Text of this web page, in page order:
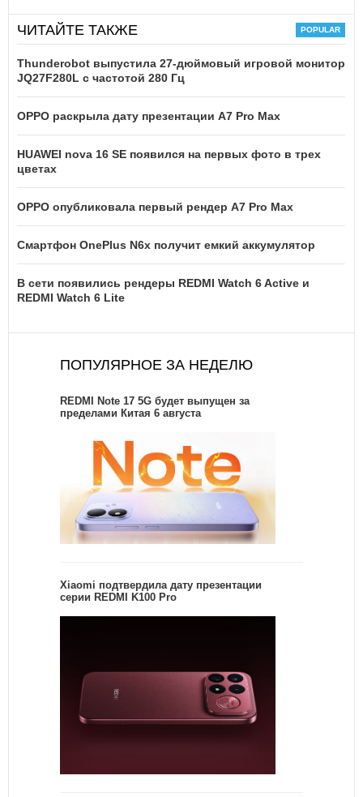
ЧИТАЙТЕ ТАКЖЕ
Thunderobot выпустила 27-дюймовый игровой монитор
JQ27F280L с частотой 280 Гц
OPPO раскрыла дату презентации A7 Pro Max
HUAWEI nova 16 SE появился на первых фото в трех
цветах
OPPO опубликовала первый рендер A7 Pro Max
Смартфон OnePlus N6x получит емкий аккумулятор
В сети появились рендеры REDMI Watch 6 Active и
REDMI Watch 6 Lite
ПОПУЛЯРНОЕ ЗА НЕДЕЛЮ
REDMI Note 17 5G будет выпущен за
пределами Китая 6 августа
Xiaomi подтвердила дату презентации
серии REDMI K100 Pro